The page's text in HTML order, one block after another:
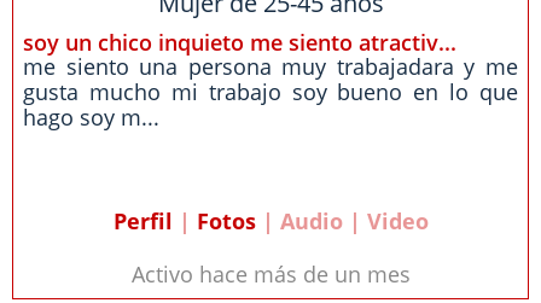
soy un chico inquieto me siento atractiv...
me siento una persona muy trabajadara y me
gusta mucho mi trabajo soy bueno en lo que
hago soy m...
Perfil | Fotos| Audio | Video
Activo hace más de un mes